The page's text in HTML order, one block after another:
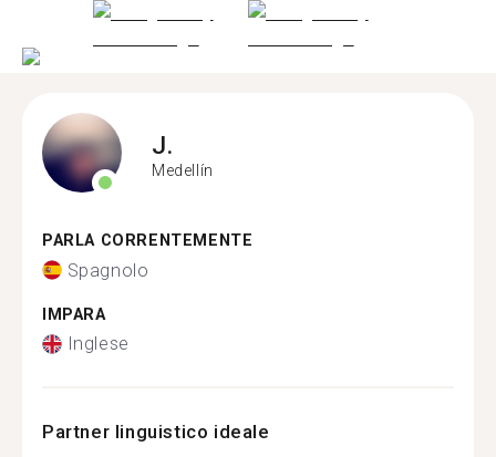
J.
Medellín
PARLA CORRENTEMENTE
Spagnolo
IMPARA
Inglese
Partner linguistico ideale